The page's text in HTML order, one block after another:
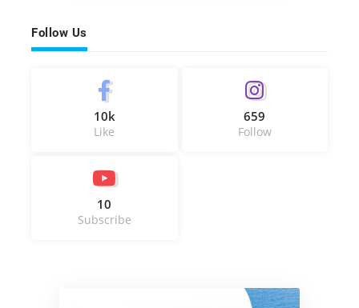
Follow Us
10k
Like
659
Follow
10
Subscribe